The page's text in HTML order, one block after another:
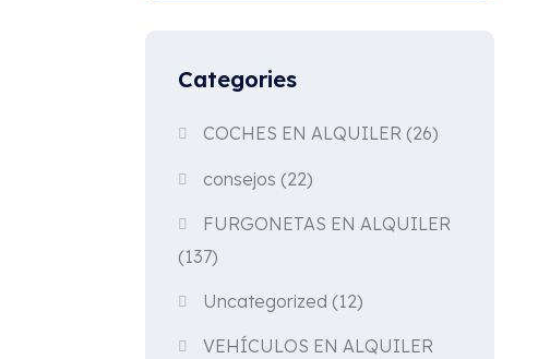
Categories
COCHES EN ALQUILER (26)
consejos (22)
FURGONETAS EN ALQUILER
(137)
Uncategorized (12)
VEHÍCULOS EN ALQUILER